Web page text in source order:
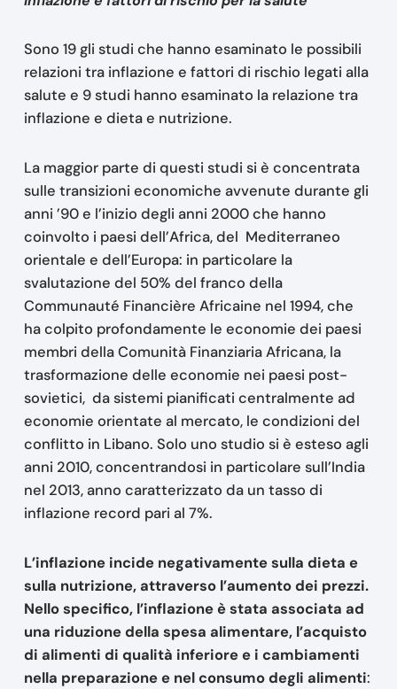
Sono 19 gli studi che hanno esaminato le possibili
relazioni tra inflazione e fattori di rischio legati alla
salute e 9 studi hanno esaminato la relazione tra
inflazione e dieta e nutrizione.
La maggior parte di questi studi si è concentrata
sulle transizioni economiche avvenute durante gli
anni ’90 e l’inizio degli anni 2000 che hanno
coinvolto i paesi dell’Africa, del Mediterraneo
orientale e dell’Europa: in particolare la
svalutazione del 50% del franco della
Communauté Financière Africaine nel 1994, che
ha colpito profondamente le economie dei paesi
membri della Comunità Finanziaria Africana, la
trasformazione delle economie nei paesi post-
sovietici, da sistemi pianificati centralmente ad
economie orientate al mercato, le condizioni del
conflitto in Libano. Solo uno studio si è esteso agli
anni 2010, concentrandosi in particolare sull’India
nel 2013, anno caratterizzato da un tasso di
inflazione record pari al 7%.
L’inflazione incide negativamente sulla dieta e
sulla nutrizione, attraverso l’aumento dei prezzi.
Nello specifico, l’inflazione è stata associata ad
una riduzione della spesa alimentare, l’acquisto
di alimenti di qualità inferiore e i cambiamenti
nella preparazione e nel consumo degli alimenti: